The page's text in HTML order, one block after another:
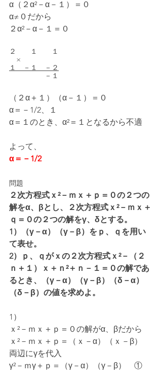
α（２α²－α－１）＝０
α≠０だから
２α²－α－１＝０
２　　１　　１
×
１　－１　－２
－１
（２α＋１）（α－１）＝０
α＝－1/2、１
α＝１のとき、α²＝１となるから不適
よって、
α＝－1/2
問題
２次方程式ｘ²－ｍｘ＋ｐ＝０の２つの
解をα、βとし、２次方程式ｘ²－ｍｘ＋
ｑ＝０の２つの解をγ、δとする。
1）（γ－α）（γ－β）をｐ、ｑを用い
て表せ。
2）ｐ、ｑがｘの２次方程式ｘ²－（２
ｎ＋１）ｘ＋ｎ²＋ｎ－１＝０の解であ
るとき、（γ－α）（γ－β）（δ－α）
（δ－β）の値を求めよ。
1）
ｘ²－ｍｘ＋ｐ＝０の解がα、βだから
ｘ²－ｍｘ＋ｐ＝（ｘ－α）（ｘ－β）
両辺にγを代入
γ²－ｍγ＋ｐ＝（γ－α）（γ－β）　①